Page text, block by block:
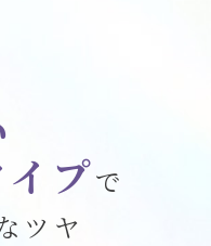
プで
ツヤ